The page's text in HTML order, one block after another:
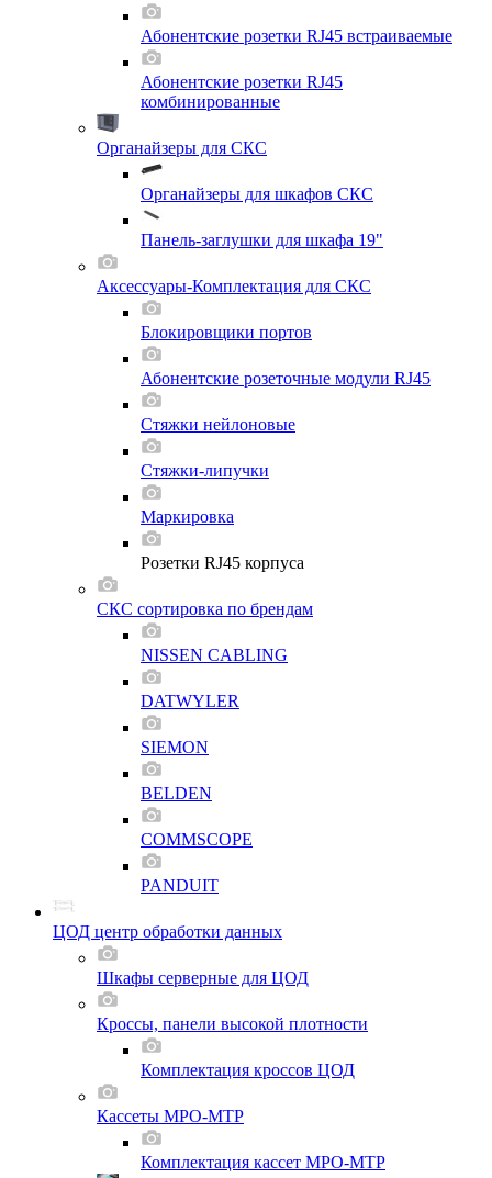
Абонентские розетки RJ45 встраиваемые
Абонентские розетки RJ45
комбинированные
Органайзеры для СКС
Органайзеры для шкафов СКС
Панель-заглушки для шкафа 19"
Аксессуары-Комплектация для СКС
Блокировщики портов
Абонентские розеточные модули RJ45
Стяжки нейлоновые
Стяжки-липучки
Маркировка
Розетки RJ45 корпуса
СКС сортировка по брендам
NISSEN CABLING
DATWYLER
SIEMON
BELDEN
COMMSCOPE
PANDUIT
ЦОД центр обработки данных
Шкафы серверные для ЦОД
Кроссы, панели высокой плотности
Комплектация кроссов ЦОД
Кассеты MPO-MTP
Комплектация кассет MPO-MTP